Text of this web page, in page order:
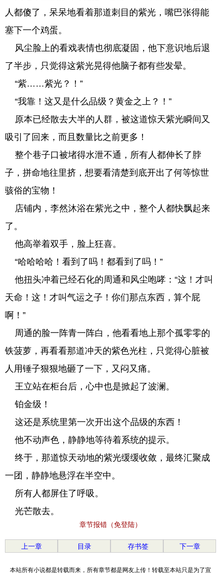
人都傻了，呆呆地看着那道刺目的紫光，嘴巴张得能
塞下一个鸡蛋。
风尘脸上的看戏表情也彻底凝固，他下意识地后退
了半步，只觉得这紫光晃得他脑子都有些发晕。
“紫……紫光？！”
“我靠！这又是什么品级？黄金之上？！”
原本已经散去大半的人群，被这道惊天紫光瞬间又
吸引了回来，而且数量比之前更多！
整个巷子口被堵得水泄不通，所有人都伸长了脖
子，拼命地往里挤，想要看清楚到底开出了何等惊世
骇俗的宝物！
店铺内，李然沐浴在紫光之中，整个人都快飘起来
了。
他高举着双手，脸上狂喜。
“哈哈哈哈！看到了吗！都看到了吗！”
他扭头冲着已经石化的周通和风尘咆哮：“这！才叫
天命！这！才叫气运之子！你们那点东西，算个屁
啊！”
周通的脸一阵青一阵白，他看看地上那个孤零零的
铁菠萝，再看看那道冲天的紫色光柱，只觉得心脏被
人用锤子狠狠地砸了一下，又闷又痛。
王立站在柜台后，心中也是掀起了波澜。
铂金级！
这还是系统里第一次开出这个品级的东西！
他不动声色，静静地等待着系统的提示。
终于，那道惊天动地的紫光缓缓收敛，最终汇聚成
一团，静静地悬浮在半空中。
所有人都屏住了呼吸。
光芒散去。
章节报错（免登陆）
上一章 目录 存书签 下一章
本站所有小说都是转载而来，所有章节都是网友上传！转载至本站只是为了宣